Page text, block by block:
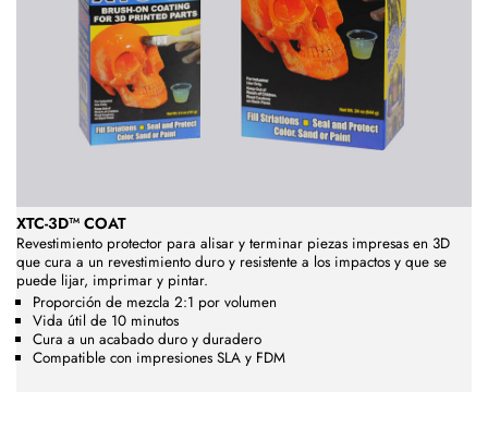
XTC-3D™ COAT
Revestimiento protector para alisar y terminar piezas impresas en 3D
que cura a un revestimiento duro y resistente a los impactos y que se
puede lijar, imprimar y pintar.
Proporción de mezcla 2:1 por volumen
Vida útil de 10 minutos
Cura a un acabado duro y duradero
Compatible con impresiones SLA y FDM